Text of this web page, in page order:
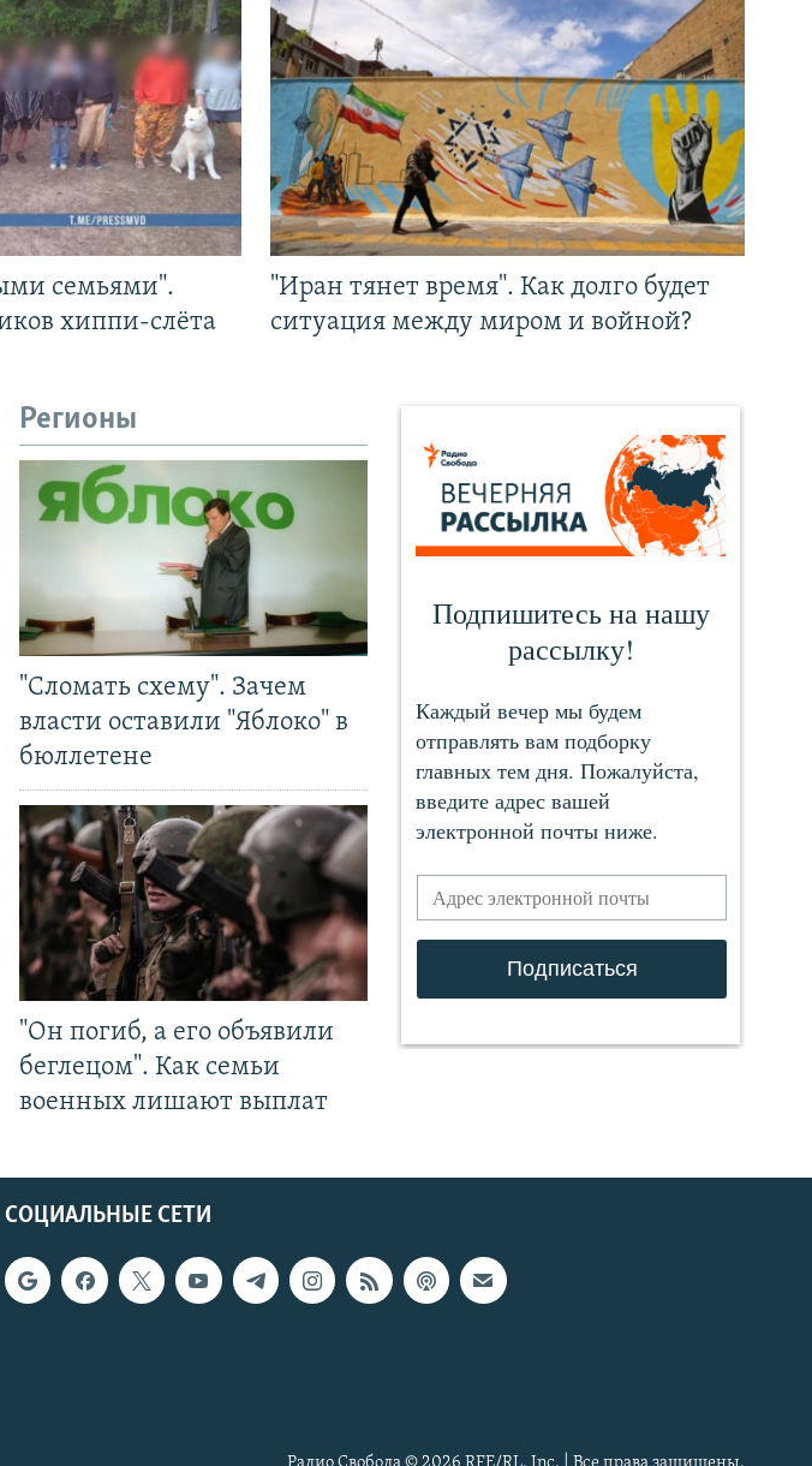
семьями".
хиппи-слёта
"Иран тянет время". Как долго будет
ситуация между миром и войной?
Регионы
"Сломать схему". Зачем
власти оставили "Яблоко" в
бюллетене
"Он погиб, а его объявили
беглецом". Как семьи
военных лишают выплат
СОЦИАЛЬНЫЕ СЕТИ